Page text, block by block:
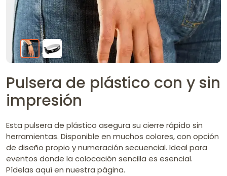
Pulsera de plástico con y sin
impresión
Esta pulsera de plástico asegura su cierre rápido sin
herramientas. Disponible en muchos colores, con opción
de diseño propio y numeración secuencial. Ideal para
eventos donde la colocación sencilla es esencial.
Pídelas aquí en nuestra página.